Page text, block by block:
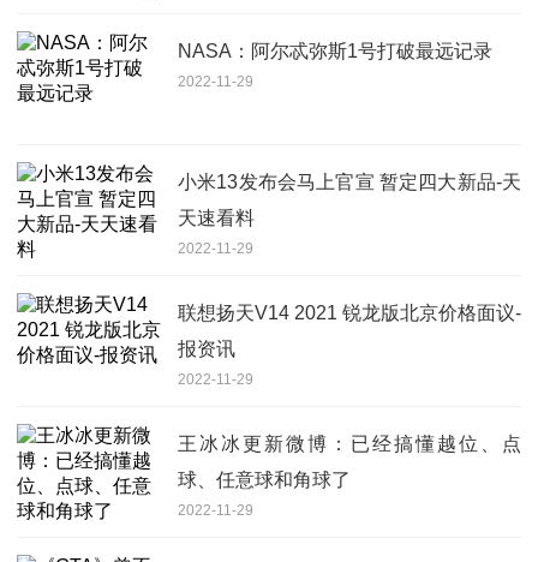
NASA：阿尔忒弥斯1号打破最远记录
2022-11-29
小米13发布会马上官宣 暂定四大新品-天
天速看料
2022-11-29
联想扬天V14 2021 锐龙版北京价格面议-
报资讯
2022-11-29
王冰冰更新微博：已经搞懂越位、点
球、任意球和角球了
2022-11-29